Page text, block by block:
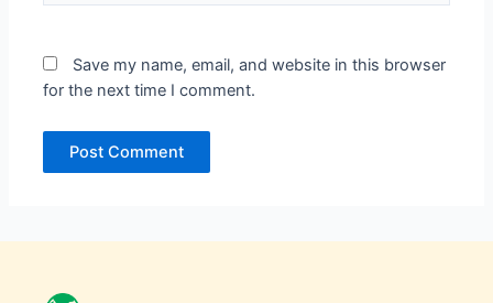
Save my name, email, and website in this browser
for the next time I comment.